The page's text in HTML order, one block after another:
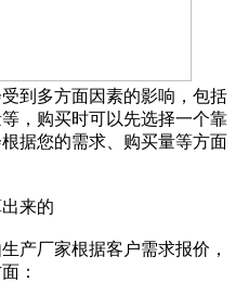
到多方面因素的影响，包括
，购买时可以先选择一个靠
据您的需求、购买量等方面
来的
产厂家根据客户需求报价，
：